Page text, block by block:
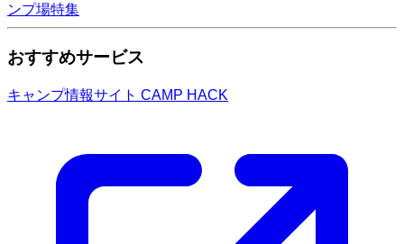
ンプ場特集
おすすめサービス
キャンプ情報サイト CAMP HACK